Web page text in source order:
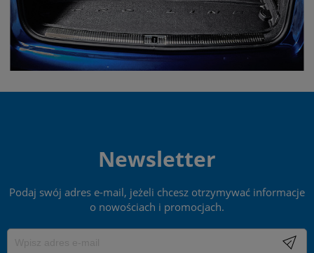
Newsletter
Podaj swój adres e-mail, jeżeli chcesz otrzymywać informacje
o nowościach i promocjach.